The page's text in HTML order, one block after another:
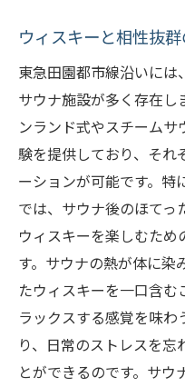
ウィスキーと相性抜
東急田園都市線沿いには
サウナ施設が多く存在し
ンランド式やスチーム
験を提供しており、それ
ーションが可能です。特
では、サウナ後のほてっ
ウィスキーを楽しむた
す。サウナの熱が体に染
たウィスキーを一口含む
ラックスする感覚を味わ
り、日常のストレスを
とができるのです。サ